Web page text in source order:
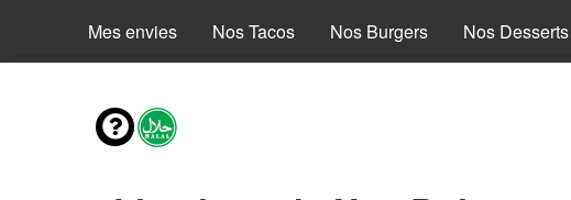
Mes envies Nos Tacos Nos Burgers Nos Desserts